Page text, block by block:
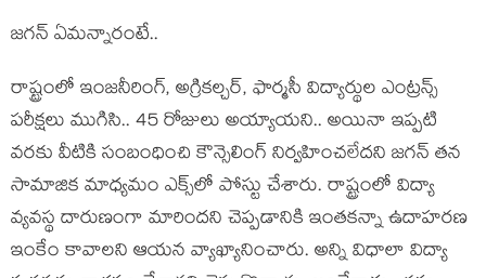
జ‌గ‌న్ ఏమ‌న్నారంటే..
రాష్ట్రంలో ఇంజ‌నీరింగ్‌, అగ్రిక‌ల్చ‌ర్‌, ఫార్మ‌సీ విద్యార్థుల ఎంట్రన్స్
ప‌రీక్ష‌లు ముగిసి.. 45 రోజులు అయ్యాయ‌ని.. అయినా ఇప్ప‌టి
వ‌ర‌కు వీటికి సంబంధించి కౌన్సెలింగ్ నిర్వ‌హించ‌లేద‌ని జ‌గ‌న్ త‌న
సామాజిక మాధ్య‌మం ఎక్స్‌లో పోస్టు చేశారు. రాష్ట్రంలో విద్యా
వ్య‌వ‌స్థ దారుణంగా మారింద‌ని చెప్ప‌డానికి ఇంత‌క‌న్నా ఉదాహ‌ర‌ణ
ఇంకేం కావాల‌ని ఆయ‌న వ్యాఖ్యానించారు. అన్ని విధాలా విద్యా